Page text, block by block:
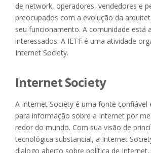
de network, operadores, vendedores e
preocupados com a evolução da
seu funcionamento. A comunidade está
interessados. A IETF é uma atividade
Internet Society.
Internet Society
A Internet Society é uma fonte confiável
para informação sobre a Internet por
redor do mundo. Com sua visão de
tecnológica substancial, a Internet
dialogo aberto sobre política de